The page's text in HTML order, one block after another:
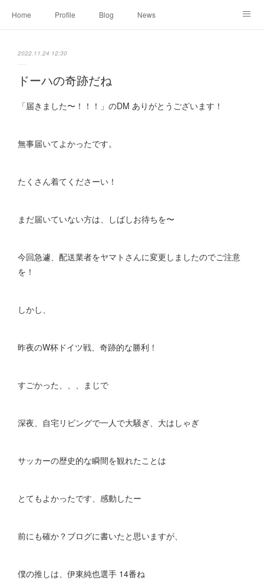
Home Profile Blog News
2022.11.24 12:30
ドーハの奇跡だね
「届きました〜！！！」のDM ありがとうございます！
無事届いてよかったです。
たくさん着てくださーい！
まだ届いていない方は、しばしお待ちを〜
今回急遽、配送業者をヤマトさんに変更しましたのでご注意
を！
しかし、
昨夜のW杯ドイツ戦、奇跡的な勝利！
すごかった、、、まじで
深夜、自宅リビングで一人で大騒ぎ、大はしゃぎ
サッカーの歴史的な瞬間を観れたことは
とてもよかったです、感動したー
前にも確か？ブログに書いたと思いますが、
僕の推しは、伊東純也選手 14番ね